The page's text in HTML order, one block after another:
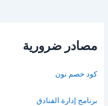
مصادر ضرورية
كود خصم نون
برنامج إدارة الفنادق